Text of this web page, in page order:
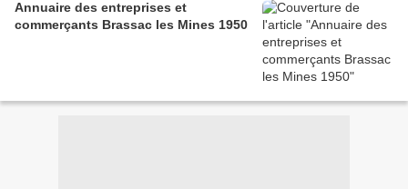
Annuaire des entreprises et
commerçants Brassac les Mines 1950